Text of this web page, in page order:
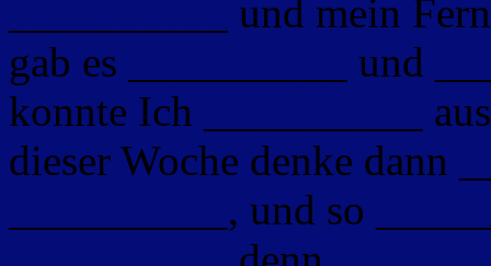
__________ und mein
gab es __________ und
konnte Ich __________
dieser Woche denke dann
__________, und so